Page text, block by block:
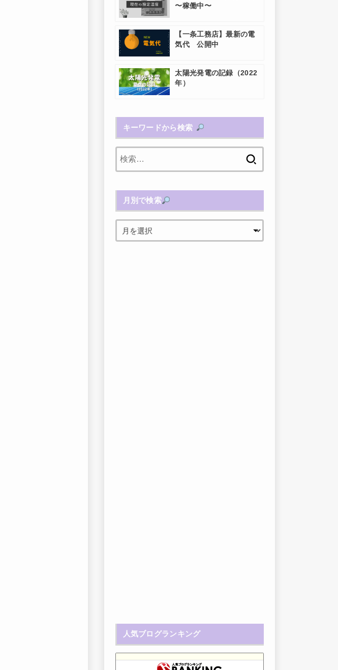
〜稼働中〜
【一条工務店】最新の電
気代 公開中
太陽光発電の記録（2022
年）
キーワードから検索
月別で検索
人気ブログランキング